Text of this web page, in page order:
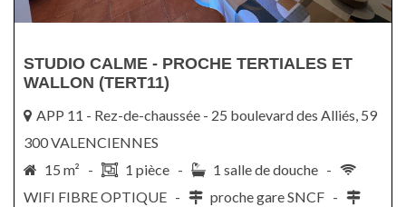
STUDIO CALME - PROCHE TERTIALES ET
WALLON (TERT11)
APP 11 - Rez-de-chaussée - 25 boulevard des Alliés, 59
300 VALENCIENNES
15 m² -
1 pièce -
1 salle de douche -
WIFI FIBRE OPTIQUE -
proche gare SNCF -